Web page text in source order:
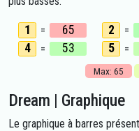
1 = 65 2 =
4
= 53 5 =
Max: 65
Dream | Graphique
Le graphique à barres